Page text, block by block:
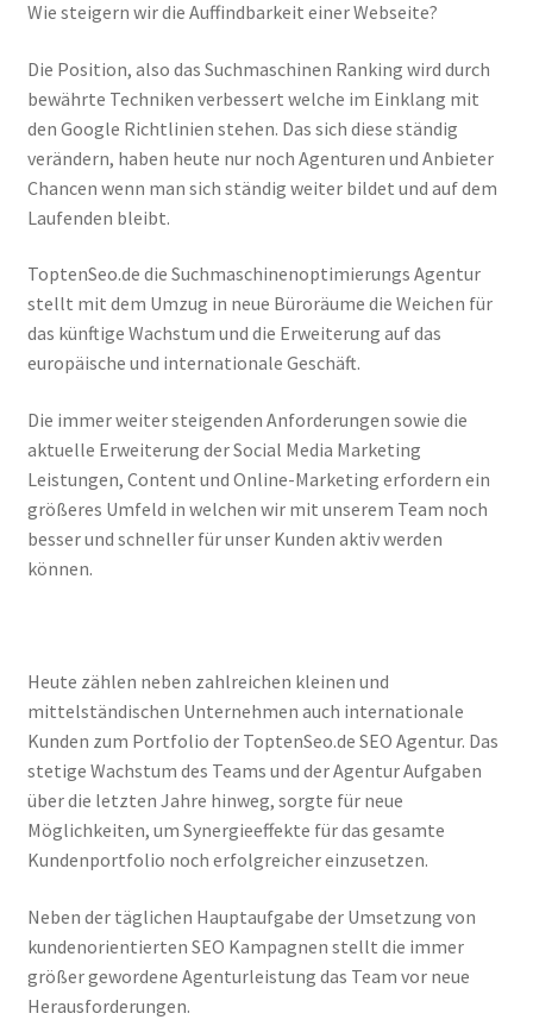
Wie steigern wir die Auffindbarkeit einer Webseite?
Die Position, also das Suchmaschinen Ranking wird durch
bewährte Techniken verbessert welche im Einklang mit
den Google Richtlinien stehen. Das sich diese ständig
verändern, haben heute nur noch Agenturen und Anbieter
Chancen wenn man sich ständig weiter bildet und auf dem
Laufenden bleibt.
ToptenSeo.de die Suchmaschinenoptimierungs Agentur
stellt mit dem Umzug in neue Büroräume die Weichen für
das künftige Wachstum und die Erweiterung auf das
europäische und internationale Geschäft.
Die immer weiter steigenden Anforderungen sowie die
aktuelle Erweiterung der Social Media Marketing
Leistungen, Content und Online-Marketing erfordern ein
größeres Umfeld in welchen wir mit unserem Team noch
besser und schneller für unser Kunden aktiv werden
können.
Heute zählen neben zahlreichen kleinen und
mittelständischen Unternehmen auch internationale
Kunden zum Portfolio der ToptenSeo.de SEO Agentur. Das
stetige Wachstum des Teams und der Agentur Aufgaben
über die letzten Jahre hinweg, sorgte für neue
Möglichkeiten, um Synergieeffekte für das gesamte
Kundenportfolio noch erfolgreicher einzusetzen.
Neben der täglichen Hauptaufgabe der Umsetzung von
kundenorientierten SEO Kampagnen stellt die immer
größer gewordene Agenturleistung das Team vor neue
Herausforderungen.